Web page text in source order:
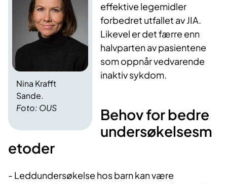
Foto: OUS
Nina Krafft
Sande.
effektive legemidler
forbedret utfallet av JIA.
Likevel er det færre enn
halvparten av pasientene
som oppnår vedvarende
inaktiv sykdom.
Behov for bedre
undersøkelsesm
etoder
- Leddundersøkelse hos barn kan være